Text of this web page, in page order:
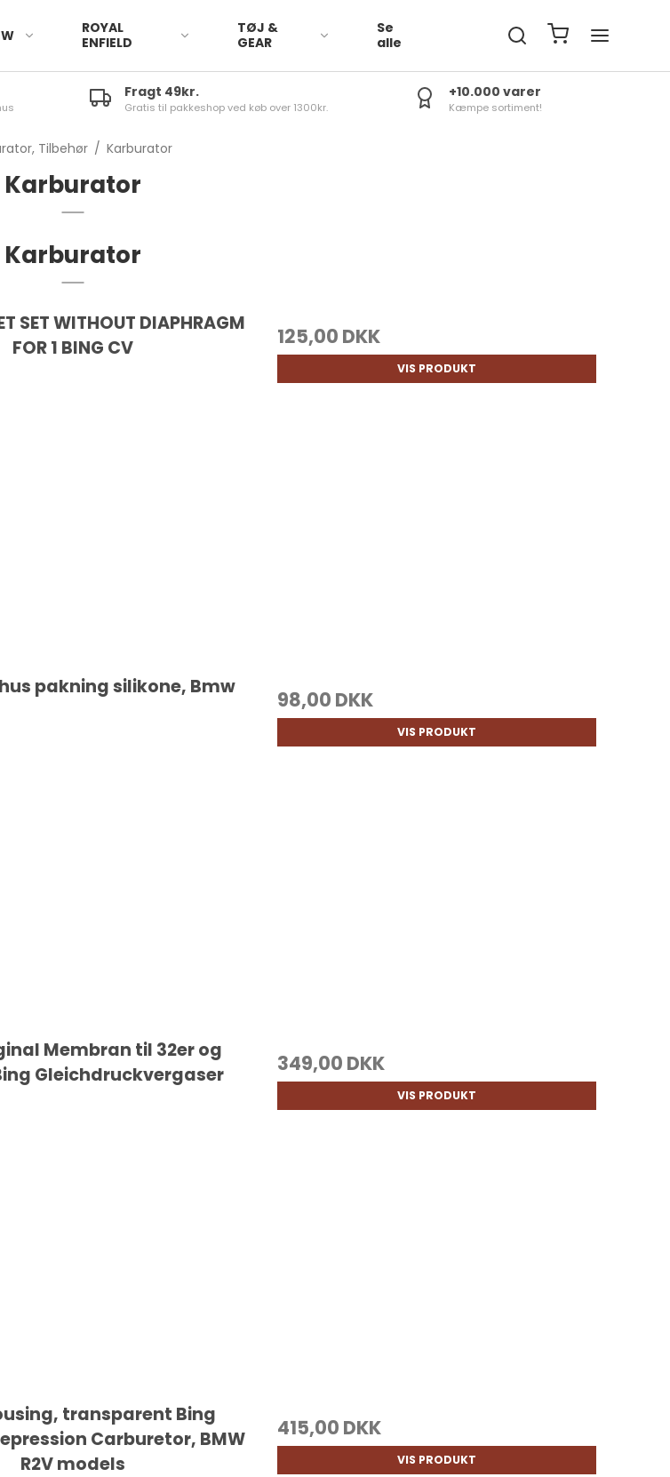
ROYAL
ENFIELD
TØJ &
GEAR
Se
alle
Fragt 49kr.
Gratis til pakkeshop ved køb over 1300kr.
+10.000 varer
Kæmpe sortiment!
Tilbehør / Karburator
Karburator
Karburator
SET WITHOUT DIAPHRAGM
FOR 1 BING CV
125,00 DKK
VIS PRODUKT
pakning silikone, Bmw
98,00 DKK
VIS PRODUKT
Membran til 32er og
Gleichdruckvergaser
349,00 DKK
VIS PRODUKT
transparent Bing
Carburetor, BMW
R2V models
415,00 DKK
VIS PRODUKT